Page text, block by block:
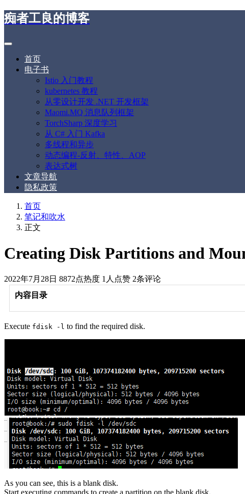
痴者工良的博客
首页
电子书
Istio 入门教程
kubernetes 教程
从零设计开发 .NET 开发框架
Maomi.MQ 消息队列框架
TorchSharp 深度学习
从 C# 入门 Kafka
多线程和异步
动态编程-反射、特性、AOP
表达式树
文章导航
隐私政策
首页
笔记和吹水
正文
Creating Disk Partitions and
2022年7月28日 8872点热度 1人点赞 2条评论
内容目录
Execute fdisk -l to find the required disk.
As you can see, this is a blank disk.
Start executing commands to create a partition on the blank disk.